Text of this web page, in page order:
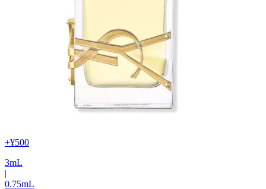
+¥500
3mL
|
0.75mL